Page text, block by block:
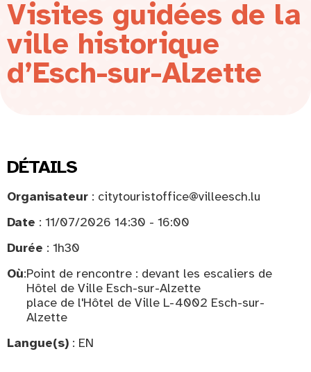
Visites guidées de la
ville historique
d’Esch-sur-Alzette
DÉTAILS
Organisateur : citytouristoffice@villeesch.lu
Date : 11/07/2026 14:30 - 16:00
Durée : 1h30
Où:Point de rencontre : devant les escaliers de
Hôtel de Ville Esch-sur-Alzette
place de l'Hôtel de Ville L-4002 Esch-sur-
Alzette
Langue(s) : EN